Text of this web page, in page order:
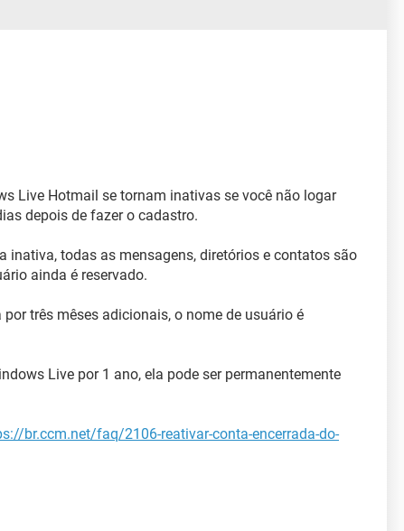
Live Hotmail se tornam inativas se você não logar
depois de fazer o cadastro.
inativa, todas as mensagens, diretórios e contatos são
ainda é reservado.
três mêses adicionais, o nome de usuário é
Live por 1 ano, ela pode ser permanentemente
br.ccm.net/faq/2106-reativar-conta-encerrada-do-